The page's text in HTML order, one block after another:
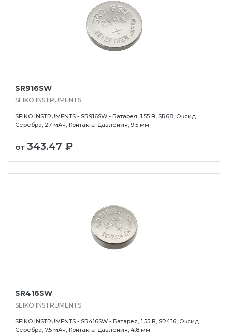
SR916SW
SEIKO INSTRUMENTS
SEIKO INSTRUMENTS - SR916SW - Батарея, 1.55 В, SR68, Оксид
Серебра, 27 мАч, Контакты Давления, 9.5 мм
от 343.47 ₽
SR416SW
SEIKO INSTRUMENTS
SEIKO INSTRUMENTS - SR416SW - Батарея, 1.55 В, SR416, Оксид
Серебра, 7.5 мАч, Контакты Давления, 4.8 мм